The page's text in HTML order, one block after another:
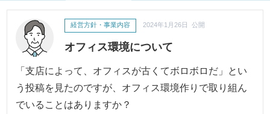
オフィス環境について
経営方針・事業内容 2024年1月26日 公開
「支店によって、オフィスが古くてボロボロだ」とい
う投稿を見たのですが、オフィス環境作りで取り組ん
でいることはありますか？